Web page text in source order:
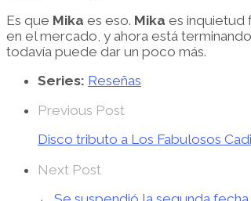
Es que Mika es eso. Mika es inquietud
en el mercado, y ahora está
todavía puede dar un poco más.
Series: Reseñas
Previous Post
Disco tributo a Los Fabulosos
Next Post